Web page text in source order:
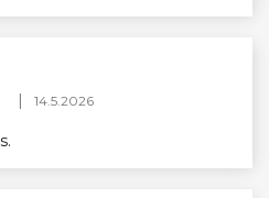
je 5 z 5 hvězdiček.
| 14.5.2026